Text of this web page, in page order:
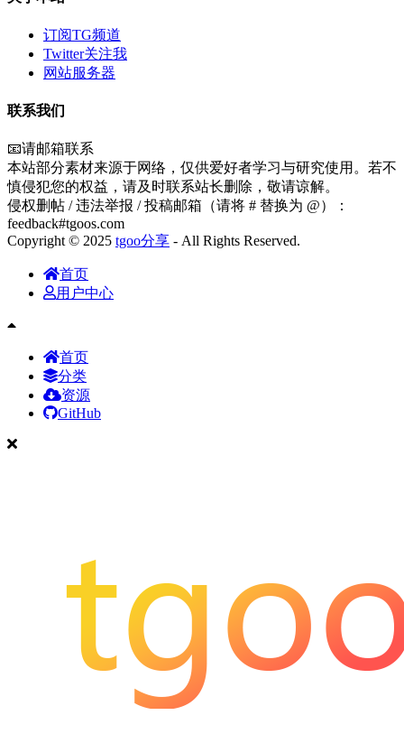
订阅TG频道
Twitter关注我
网站服务器
联系我们
📧请邮箱联系
本站部分素材来源于网络，仅供爱好者学习与研究使用。若不
慎侵犯您的权益，请及时联系站长删除，敬请谅解。
侵权删帖 / 违法举报 / 投稿邮箱（请将 # 替换为 @）：
feedback#tgoos.com
Copyright © 2025 tgoo分享 - All Rights Reserved.
首页
用户中心
首页
分类
资源
GitHub